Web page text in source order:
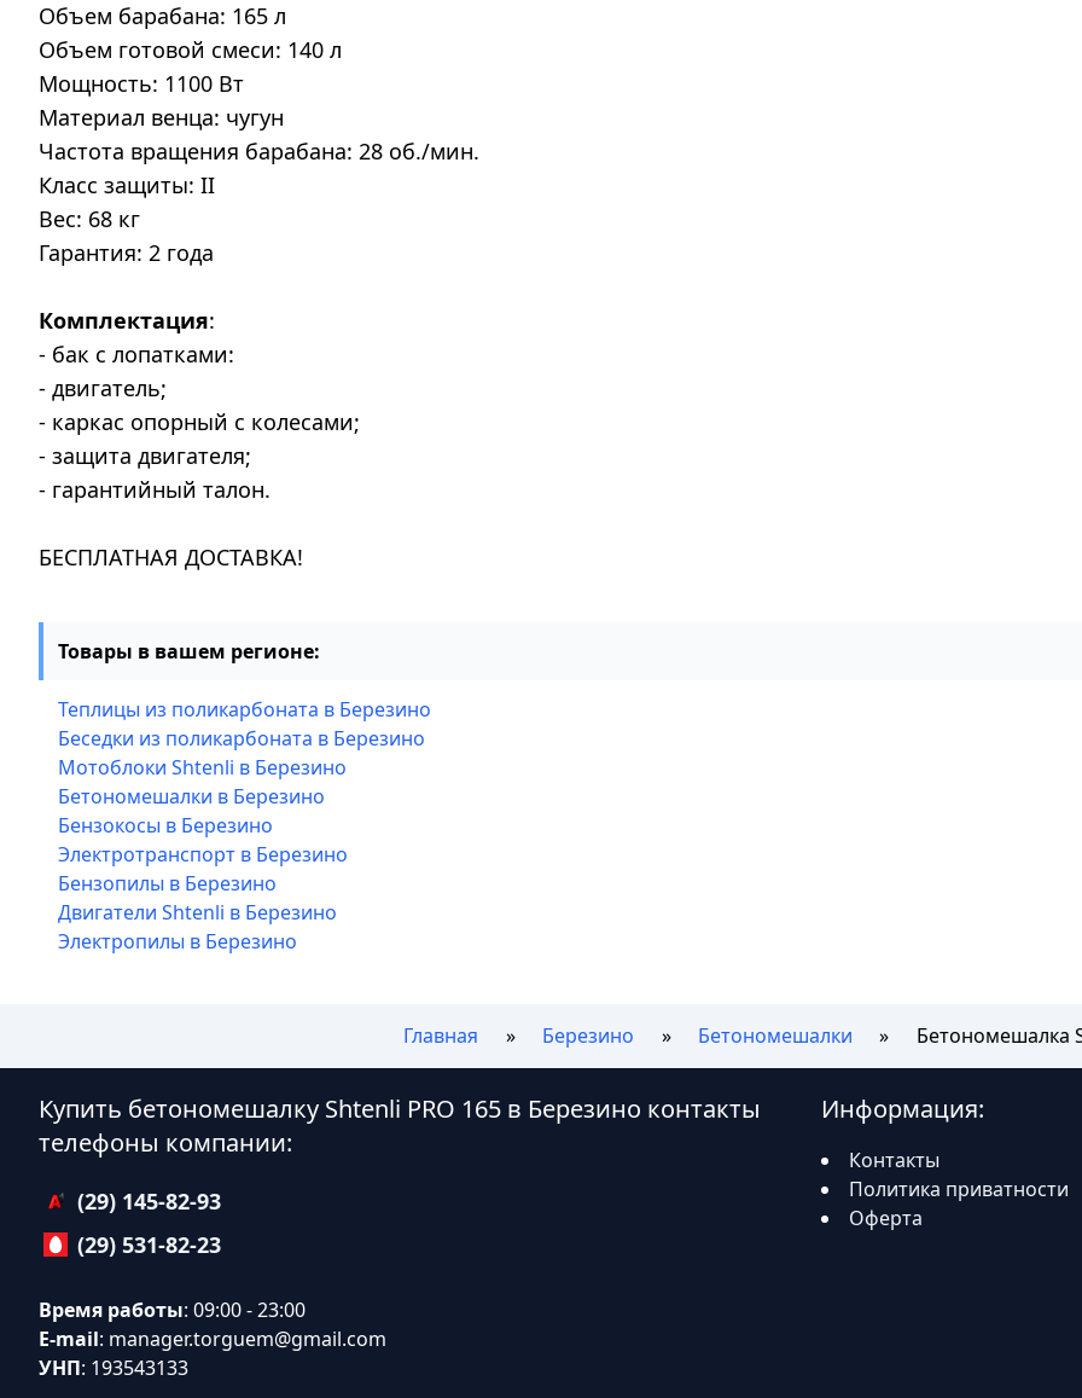
Объем барабана: 165 л
Объем готовой смеси: 140 л
Мощность: 1100 Вт
Материал венца: чугун
Частота вращения барабана: 28 об./мин.
Класс защиты: II
Вес: 68 кг
Гарантия: 2 года
Комплектация:
- бак с лопатками:
- двигатель;
- каркас опорный с колесами;
- защита двигателя;
- гарантийный талон.
БЕСПЛАТНАЯ ДОСТАВКА!
Товары в вашем регионе:
Теплицы из поликарбоната в Березино
Беседки из поликарбоната в Березино
Мотоблоки Shtenli в Березино
Бетономешалки в Березино
Бензокосы в Березино
Электротранспорт в Березино
Бензопилы в Березино
Двигатели Shtenli в Березино
Электропилы в Березино
Главная Березино Бетономешалки Бетономешалка
Купить бетономешалку Shtenli PRO 165 в Березино контакты
телефоны компании:
(29) 145-82-93
(29) 531-82-23
Время работы: 09:00 - 23:00
E-mail: manager.torguem@gmail.com
УНП: 193543133
Информация:
Контакты
Политика приватности
Оферта